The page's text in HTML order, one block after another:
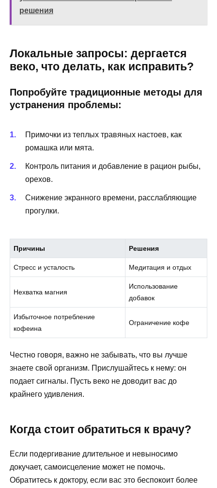
решения
Локальные запросы: дергается
веко, что делать, как исправить?
Попробуйте традиционные методы для
устранения проблемы:
Примочки из теплых травяных настоев, как
ромашка или мята.
Контроль питания и добавление в рацион рыбы,
орехов.
Снижение экранного времени, расслабляющие
прогулки.
Причины Решения
Стресс и усталость Медитация и отдых
Нехватка магния
Использование
добавок
Избыточное потребление
кофеина
Ограничение кофе
Честно говоря, важно не забывать, что вы лучше
знаете свой организм. Прислушайтесь к нему: он
подает сигналы. Пусть веко не доводит вас до
крайнего удивления.
Когда стоит обратиться к врачу?
Если подергивание длительное и невыносимо
докучает, самоисцеление может не помочь.
Обратитесь к доктору, если вас это беспокоит более